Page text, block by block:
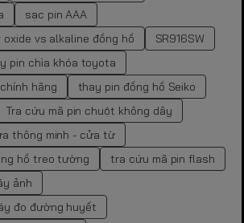
sạc pin AAA
vs alkaline đồng hồ
SR916SW
pin chìa khóa toyota
hãng
thay pin đồng hồ Seiko
Tra cứu mã pin chuột không dây
thông minh - cửa từ
hồ treo tường
tra cứu mã pin flash
ảnh
đo đường huyết